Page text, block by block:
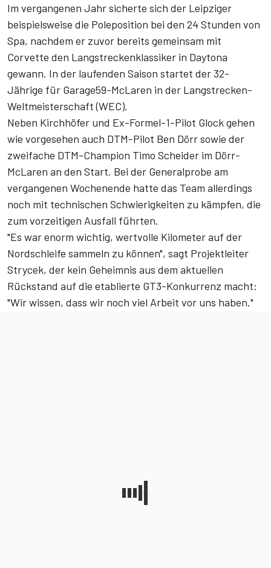
Im vergangenen Jahrsicherte sich der Leipziger
beispielsweise die Poleposition bei den 24 Stunden von
Spa, nachdem er zuvor bereits gemeinsam mit
Corvette den Langstreckenklassiker in Daytona
gewann. In der laufenden Saison startet der 32-
Jährige für Garage59-McLaren in der Langstrecken-
Weltmeisterschaft (WEC).
Neben Kirchhöfer und Ex-Formel-1-Pilot Glock gehen
wie vorgesehen auch DTM-Pilot Ben Dörr sowie der
zweifache DTM-Champion Timo Scheider im Dörr-
McLaren an den Start. Bei der Generalprobe am
vergangenen Wochenende hatte das Team allerdings
noch mit technischen Schwierigkeiten zu kämpfen, die
zum vorzeitigen Ausfall führten.
"Es war enorm wichtig, wertvolle Kilometer auf der
Nordschleife sammeln zu können", sagt Projektleiter
Strycek, der kein Geheimnis aus dem aktuellen
Rückstand auf die etablierte GT3-Konkurrenz macht:
"Wir wissen, dass wir noch viel Arbeit vor uns haben."